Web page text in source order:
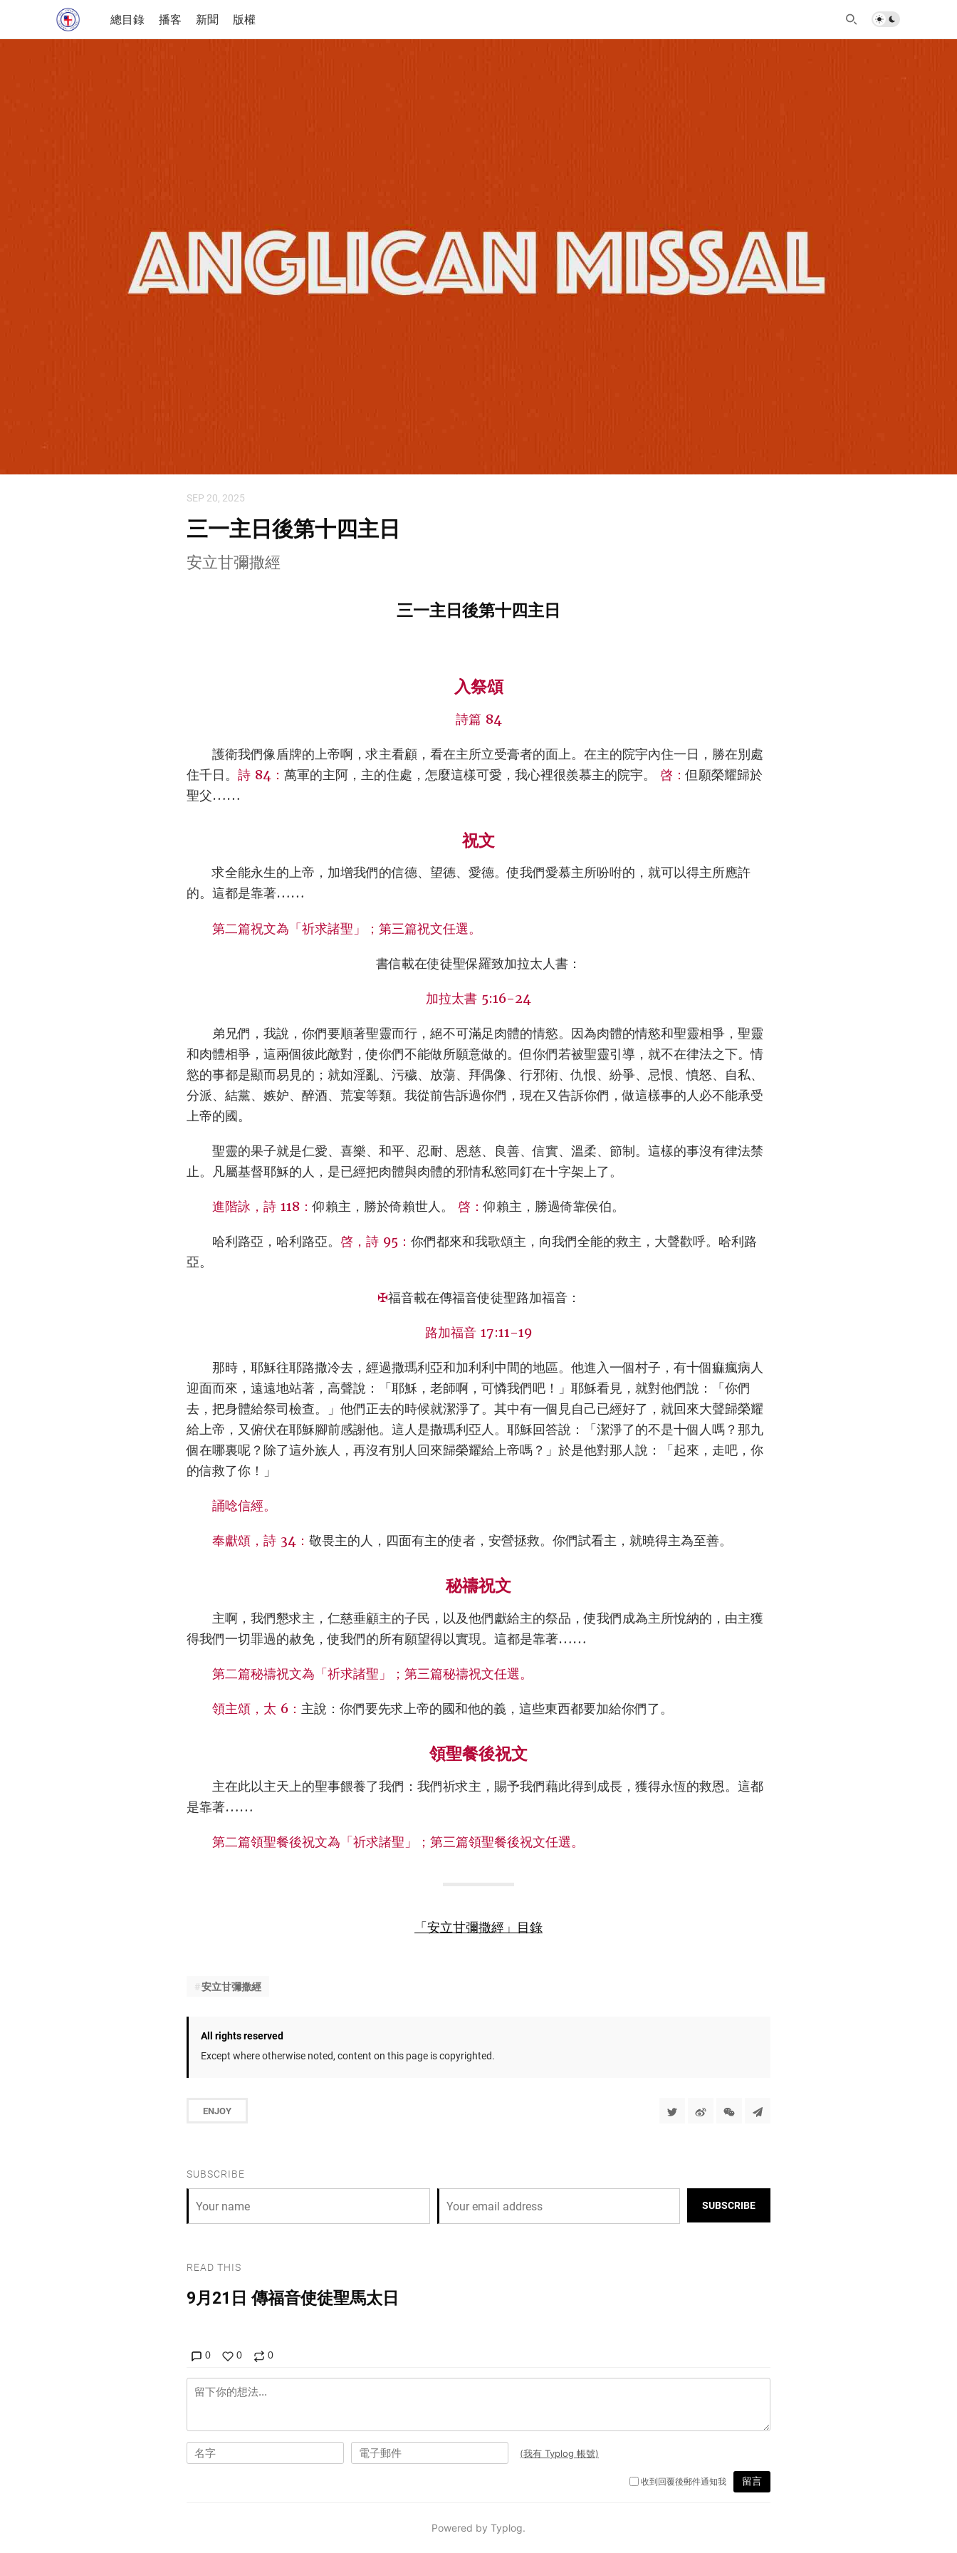
總目錄 播客 新聞 版權
SEP 20, 2025
三一主日後第十四主日
安立甘彌撒經
三一主日後第十四主日
入祭頌
詩篇 84
護衛我們像盾牌的上帝啊，求主看顧，看在主所立受膏者的面上。在主的院宇內住一日，勝在別處
住千日。 詩 84： 萬軍的主阿，主的住處，怎麼這樣可愛，我心裡很羨慕主的院宇。 啓：但願榮耀歸於
聖父……
祝文
求全能永生的上帝，加增我們的信德、望德、愛德。使我們愛慕主所吩咐的，就可以得主所應許
的。這都是靠著……
第二篇祝文為「祈求諸聖」；第三篇祝文任選。
書信載在使徒聖保羅致加拉太人書：
加拉太書 5:16-24
弟兄們，我說，你們要順著聖靈而行，絕不可滿足肉體的情慾。因為肉體的情慾和聖靈相爭，聖靈
和肉體相爭，這兩個彼此敵對，使你們不能做所願意做的。但你們若被聖靈引導，就不在律法之下。情
慾的事都是顯而易見的；就如淫亂、污穢、放蕩、拜偶像、行邪術、仇恨、紛爭、忌恨、憤怒、自私、
分派、結黨、嫉妒、醉酒、荒宴等類。我從前告訴過你們，現在又告訴你們，做這樣事的人必不能承受
上帝的國。
聖靈的果子就是仁愛、喜樂、和平、忍耐、恩慈、良善、信實、溫柔、節制。這樣的事沒有律法禁
止。凡屬基督耶穌的人，是已經把肉體與肉體的邪情私慾同釘在十字架上了。
進階詠，詩 118：仰賴主，勝於倚賴世人。 啓：仰賴主，勝過倚靠侯伯。
哈利路亞，哈利路亞。 啓，詩 95： 你們都來和我歌頌主，向我們全能的救主，大聲歡呼。哈利路
亞。
✠福音載在傳福音使徒聖路加福音：
路加福音 17:11-19
那時，耶穌往耶路撒冷去，經過撒瑪利亞和加利利中間的地區。他進入一個村子，有十個痲瘋病人
迎面而來，遠遠地站著，高聲說：「耶穌，老師啊，可憐我們吧！」耶穌看見，就對他們說：「你們
去，把身體給祭司檢查。」他們正去的時候就潔淨了。其中有一個見自己已經好了，就回來大聲歸榮耀
給上帝，又俯伏在耶穌腳前感謝他。這人是撒瑪利亞人。耶穌回答說：「潔淨了的不是十個人嗎？那九
個在哪裏呢？除了這外族人，再沒有別人回來歸榮耀給上帝嗎？」於是他對那人說：「起來，走吧，你
的信救了你！」
誦唸信經。
奉獻頌，詩 34： 敬畏主的人，四面有主的使者，安營拯救。你們試看主，就曉得主為至善。
秘禱祝文
主啊，我們懇求主，仁慈垂顧主的子民，以及他們獻給主的祭品，使我們成為主所悅納的，由主獲
得我們一切罪過的赦免，使我們的所有願望得以實現。這都是靠著……
第二篇秘禱祝文為「祈求諸聖」；第三篇秘禱祝文任選。
領主頌，太 6： 主說：你們要先求上帝的國和他的義，這些東西都要加給你們了。
領聖餐後祝文
主在此以主天上的聖事餵養了我們：我們祈求主，賜予我們藉此得到成長，獲得永恆的救恩。這都
是靠著……
第二篇領聖餐後祝文為「祈求諸聖」；第三篇領聖餐後祝文任選。
「安立甘彌撒經」目錄
安立甘彌撒經
All rights reserved
Except where otherwise noted, content on this page is copyrighted.
ENJOY
SUBSCRIBE
SUBSCRIBE
READ THIS
9月21日 傳福音使徒聖馬太日